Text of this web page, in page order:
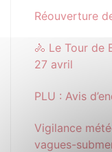
Réouverture
🚴 Le Tour de
27 avril
PLU : Avis
Vigilance
vagues-